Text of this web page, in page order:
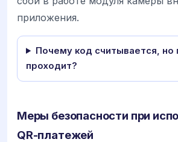
приложения.
Почему код считывается, но
проходит?
Меры безопасности при
QR-платежей